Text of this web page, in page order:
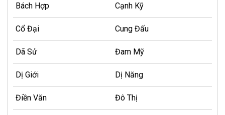
Bách Hợp Cạnh Kỹ
Cổ Đại Cung Đấu
Dã Sử Đam Mỹ
Dị Giới Dị Năng
Điền Văn Đô Thị